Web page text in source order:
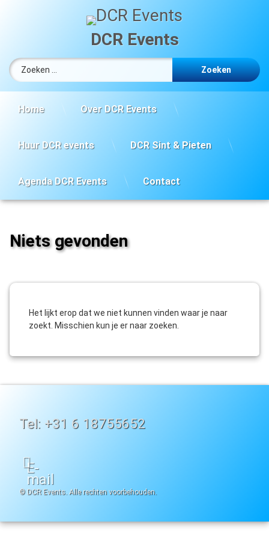
DCR Events
Zoeken naar:
Home Over DCR Events
Huur DCR events DCR Sint & Pieten
Agenda DCR Events Contact
Niets gevonden
Het lijkt erop dat we niet kunnen vinden waar je naar
zoekt. Misschien kun je er naar zoeken.
Tel: +31 6 18755652
E-
mail
© DCR Events. Alle rechten voorbehouden.